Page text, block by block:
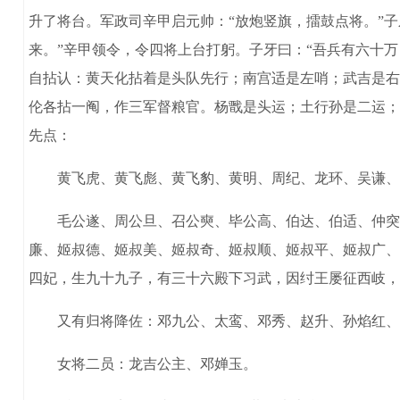
升了将台。军政司辛甲启元帅：“放炮竖旗，擂鼓点将。”
来。”辛甲领令，令四将上台打躬。子牙曰：“吾兵有六十
自拈认：黄天化拈着是头队先行；南宫适是左哨；武吉是
伦各拈一阄，作三军督粮官。杨戬是头运；土行孙是二运
先点：
黄飞虎、黄飞彪、黄飞豹、黄明、周纪、龙环、吴谦、
毛公遂、周公旦、召公奭、毕公高、伯达、伯适、仲突
廉、姬叔德、姬叔美、姬叔奇、姬叔顺、姬叔平、姬叔广
四妃，生九十九子，有三十六殿下习武，因纣王屡征西岐
又有归将降佐：邓九公、太鸾、邓秀、赵升、孙焰红
女将二员：龙吉公主、邓婵玉。